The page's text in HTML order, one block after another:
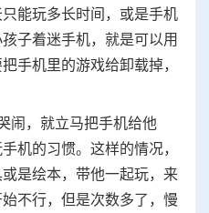
能玩多长时间，或是手机
子着迷手机，就是可以用
手机里的游戏给卸载掉，
闹，就立马把手机给他
机的习惯。这样的情况，
是绘本，带他一起玩，来
不行，但是次数多了，慢